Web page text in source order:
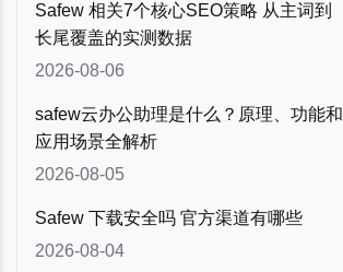
Safew 相关7个核心SEO策略 从主词到
长尾覆盖的实测数据
2026-08-06
safew云办公助理是什么？原理、功能和
应用场景全解析
2026-08-05
Safew 下载安全吗 官方渠道有哪些
2026-08-04